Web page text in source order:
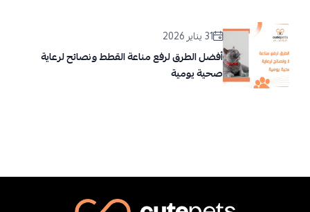
31 يناير 2026
أفضل الطرق لرفع مناعة القطط ونصائح لرعاية
صحية يومية